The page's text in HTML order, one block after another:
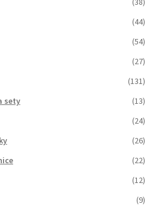
(44)
(54)
(27)
(131)
sety
(13)
(24)
(26)
(22)
(12)
(9)